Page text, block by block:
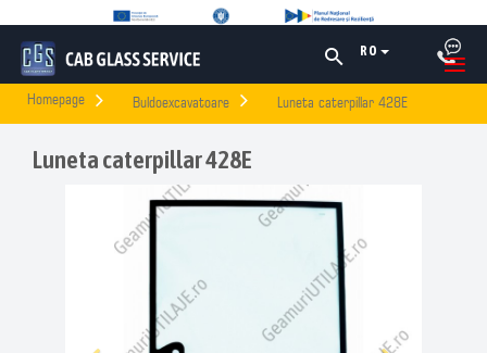
RO
Homepage Buldoexcavatoare Luneta caterpillar 428E
Luneta caterpillar 428E